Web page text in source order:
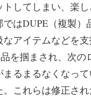
してしまい、楽
ではDUPE（複製）
アイテムなどを
を掴まされ、次の
るまるなくなって
これらは修正され